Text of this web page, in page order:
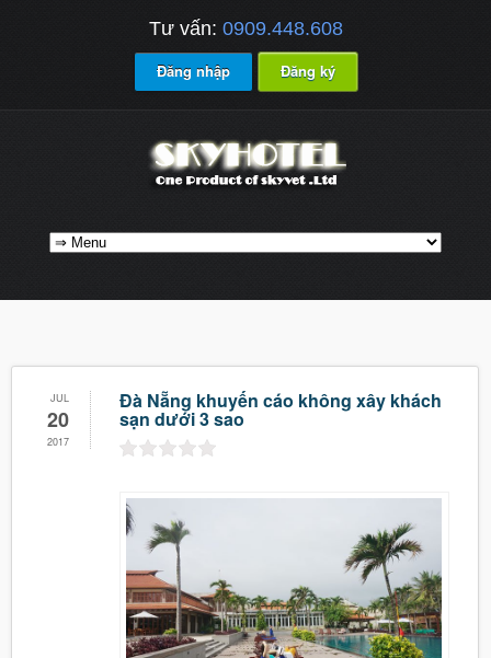
Tư vấn: 0909.448.608
Đăng nhập Đăng ký
JUL
20
2017
Đà Nẵng khuyến cáo không xây khách
sạn dưới 3 sao